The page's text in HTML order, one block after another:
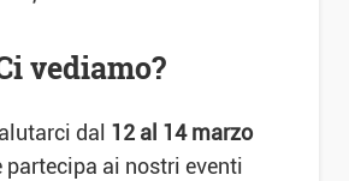
vediamo?
dal 12 al 14 marzo
partecipa ai nostri eventi